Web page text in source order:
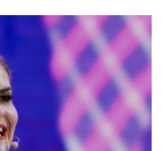
BRL 5.888365
BSD 1.154364
BTN 109.858653
BWP 15.612571
BYN 3.417782
BYR
22583.287906